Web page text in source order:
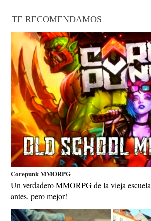
TE RECOMENDAMOS
Corepunk MMORPG
Un verdadero MMORPG de la vieja
antes, pero mejor!